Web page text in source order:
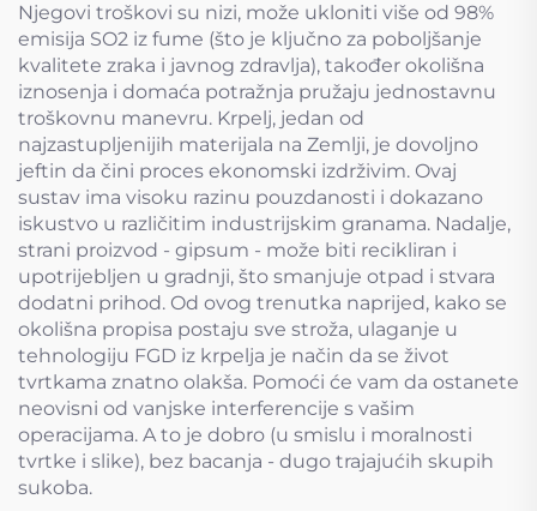
Njegovi troškovi su nizi, može ukloniti više od 98%
emisija SO2 iz fume (što je ključno za poboljšanje
kvalitete zraka i javnog zdravlja), također okolišna
iznosenja i domaća potražnja pružaju jednostavnu
troškovnu manevru. Krpelj, jedan od
najzastupljenijih materijala na Zemlji, je dovoljno
jeftin da čini proces ekonomski izdrživim. Ovaj
sustav ima visoku razinu pouzdanosti i dokazano
iskustvo u različitim industrijskim granama. Nadalje,
strani proizvod - gipsum - može biti recikliran i
upotrijebljen u gradnji, što smanjuje otpad i stvara
dodatni prihod. Od ovog trenutka naprijed, kako se
okolišna propisa postaju sve stroža, ulaganje u
tehnologiju FGD iz krpelja je način da se život
tvrtkama znatno olakša. Pomoći će vam da ostanete
neovisni od vanjske interferencije s vašim
operacijama. A to je dobro (u smislu i moralnosti
tvrtke i slike), bez bacanja - dugo trajajućih skupih
sukoba.